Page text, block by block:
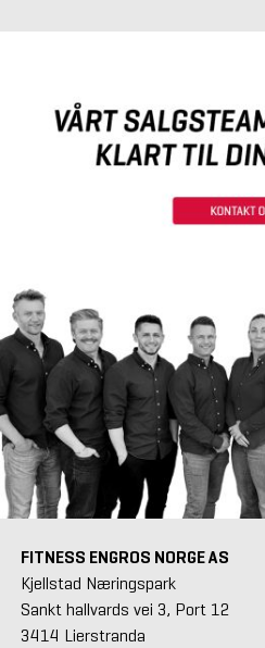
FITNESS ENGROS NORGE AS
Kjellstad Næringspark
Sankt hallvards vei 3, Port 12
3414 Lierstranda